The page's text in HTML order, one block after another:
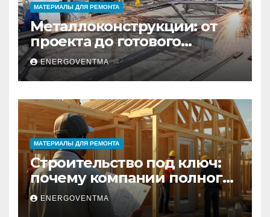
МАТЕРИАЛЫ ДЛЯ РЕМОНТА
Металлоконструкции: от
проекта до готового
изделия – полный
практический гид
ENERGOVENTMA
МАТЕРИАЛЫ ДЛЯ РЕМОНТА
Строительство под ключ:
почему компании полного
цикла меняют рынок
недвижимости
ENERGOVENTMA